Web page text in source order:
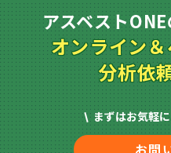
アスベスト
オンライン
分析依
まずはお気軽